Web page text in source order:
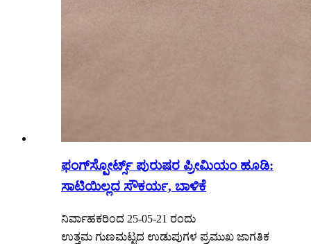
ಫಂಗ್‌ಸ್ಪೋರ್ಟ್ಸ್ ಪುರುಷರ ಪ್ರೀಮಿಯಂ ಹೂಡಿ:
ಸಾಟಿಯಿಲ್ಲದ ಸೌಕರ್ಯ, ಬಾಳಿಕೆ
ನಿರ್ವಾಹಕರಿಂದ 25-05-21 ರಂದು
ಉತ್ತಮ ಗುಣಮಟ್ಟದ ಉಡುಪುಗಳ ಪ್ರಮುಖ ಜಾಗತಿಕ